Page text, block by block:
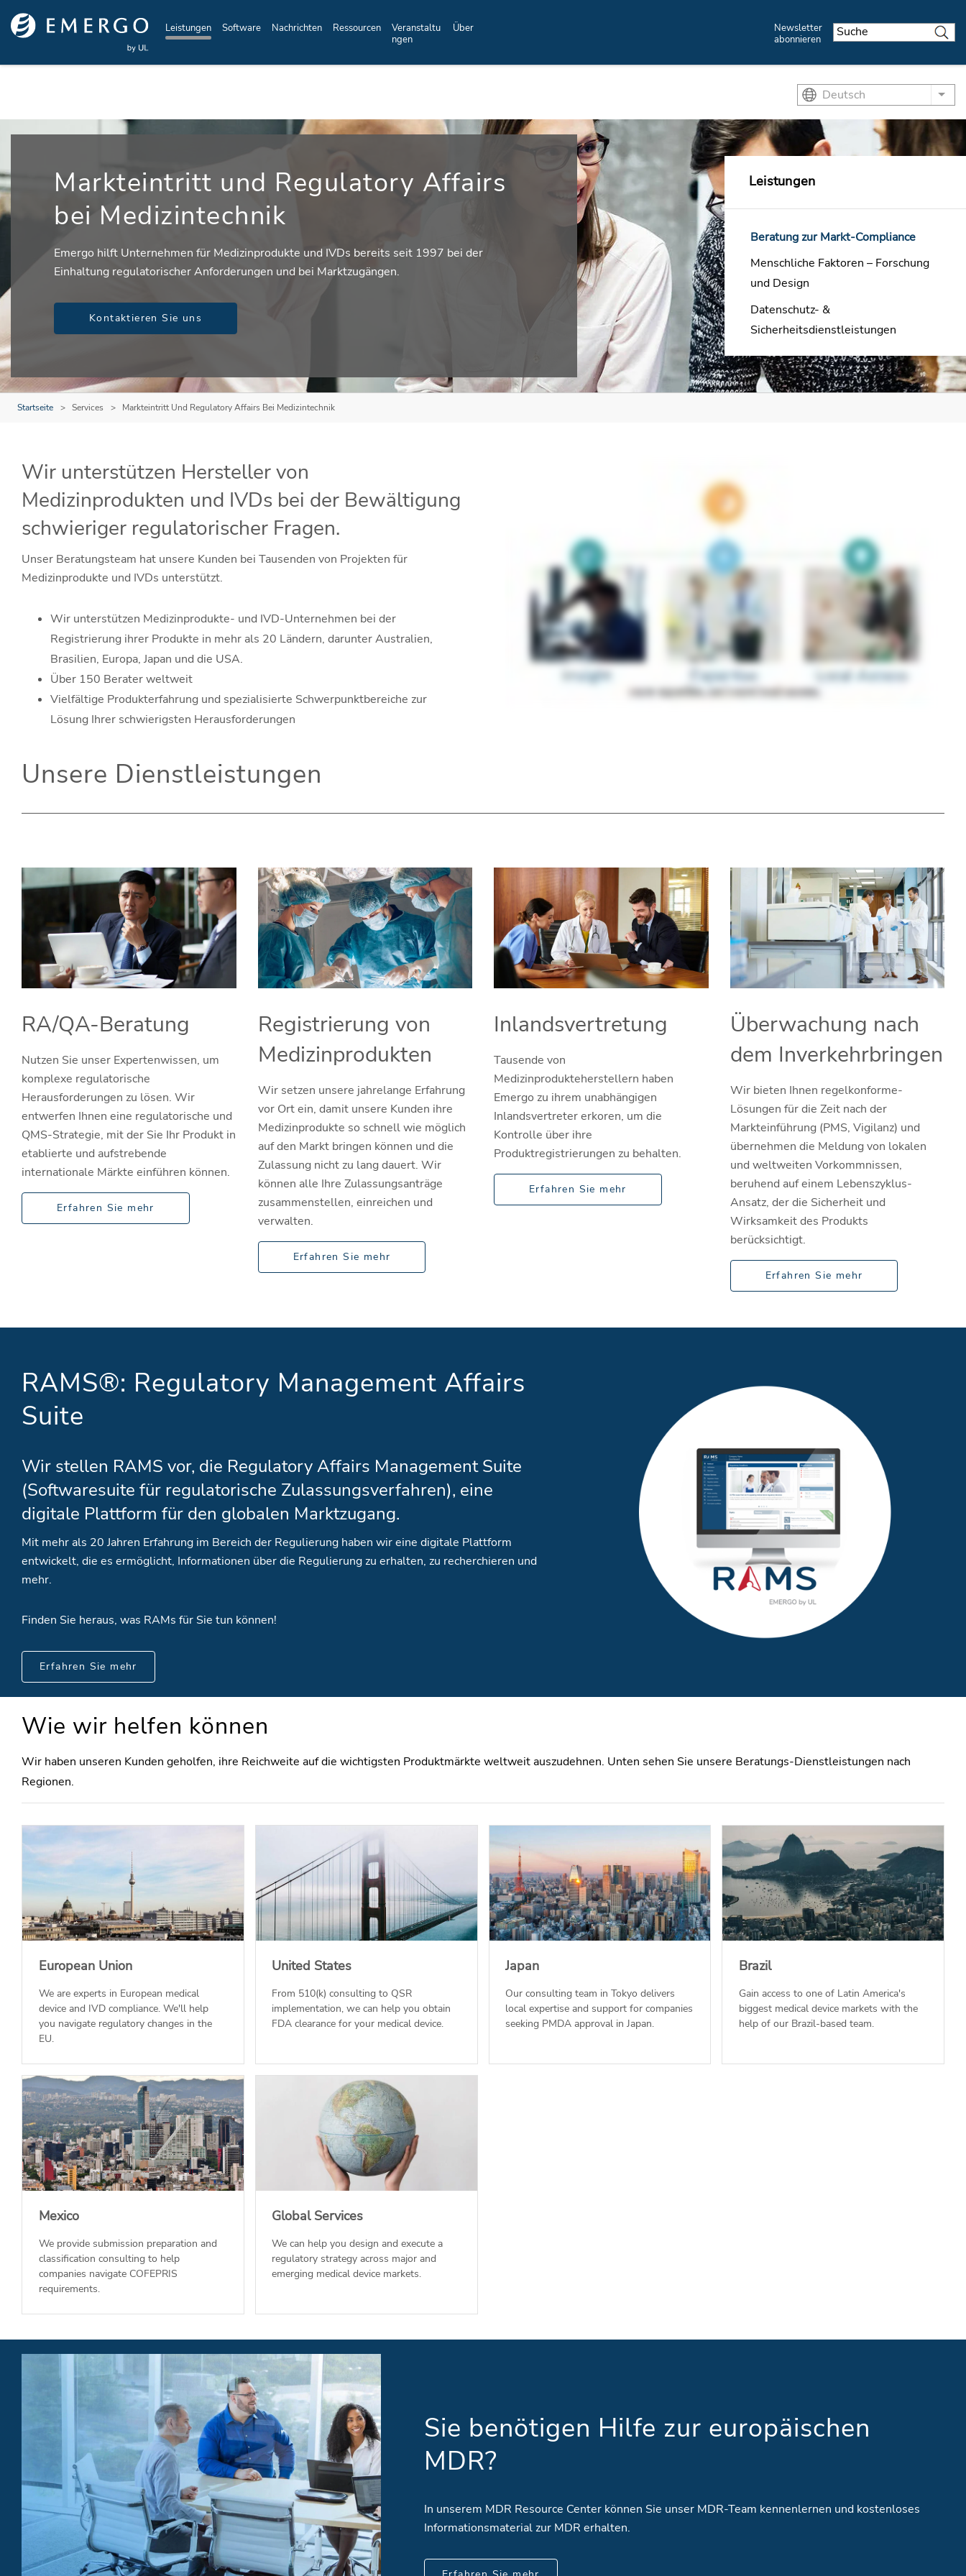
Skip to main content
Leistungen Software Nachrichten Ressourcen
Veranstaltu
ngen
Über
Newsletter
abonnieren
Deutsch List
Leistungen
Beratung zur Markt-Compliance
Menschliche Faktoren – Forschung
und Design
Datenschutz- &
Sicherheitsdienstleistungen
Markteintritt und Regulatory Affairs
bei Medizintechnik
Emergo hilft Unternehmen für Medizinprodukte und IVDs bereits seit 1997 bei der
Einhaltung regulatorischer Anforderungen und bei Marktzugängen.
Kontaktieren Sie uns
Startseite Services Markteintritt Und Regulatory Affairs Bei Medizintechnik
Wir unterstützen Hersteller von
Medizinprodukten und IVDs bei der Bewältigung
schwieriger regulatorischer Fragen.
Unser Beratungsteam hat unsere Kunden bei Tausenden von Projekten für
Medizinprodukte und IVDs unterstützt.
Wir unterstützen Medizinprodukte- und IVD-Unternehmen bei der
Registrierung ihrer Produkte in mehr als 20 Ländern, darunter Australien,
Brasilien, Europa, Japan und die USA.
Über 150 Berater weltweit
Vielfältige Produkterfahrung und spezialisierte Schwerpunktbereiche zur
Lösung Ihrer schwierigsten Herausforderungen
Unsere Dienstleistungen
RA/QA-Beratung
Nutzen Sie unser Expertenwissen, um
komplexe regulatorische
Herausforderungen zu lösen. Wir
entwerfen Ihnen eine regulatorische und
QMS-Strategie, mit der Sie Ihr Produkt in
etablierte und aufstrebende
internationale Märkte einführen können.
Erfahren Sie mehr
Registrierung von
Medizinprodukten
Wir setzen unsere jahrelange Erfahrung
vor Ort ein, damit unsere Kunden ihre
Medizinprodukte so schnell wie möglich
auf den Markt bringen können und die
Zulassung nicht zu lang dauert. Wir
können alle Ihre Zulassungsanträge
zusammenstellen, einreichen und
verwalten.
Erfahren Sie mehr
Inlandsvertretung
Tausende von
Medizinprodukteherstellern haben
Emergo zu ihrem unabhängigen
Inlandsvertreter erkoren, um die
Kontrolle über ihre
Produktregistrierungen zu behalten.
Erfahren Sie mehr
Überwachung nach
dem Inverkehrbringen
Wir bieten Ihnen regelkonforme-
Lösungen für die Zeit nach der
Markteinführung (PMS, Vigilanz) und
übernehmen die Meldung von lokalen
und weltweiten Vorkommnissen,
beruhend auf einem Lebenszyklus-
Ansatz, der die Sicherheit und
Wirksamkeit des Produkts
berücksichtigt.
Erfahren Sie mehr
RAMS®: Regulatory Management Affairs
Suite
Wir stellen RAMS vor, die Regulatory Affairs Management Suite
(Softwaresuite für regulatorische Zulassungsverfahren), eine
digitale Plattform für den globalen Marktzugang.
Mit mehr als 20 Jahren Erfahrung im Bereich der Regulierung haben wir eine digitale Plattform
entwickelt, die es ermöglicht, Informationen über die Regulierung zu erhalten, zu recherchieren und
mehr.
Finden Sie heraus, was RAMs für Sie tun können!
Erfahren Sie mehr
Wie wir helfen können
Wir haben unseren Kunden geholfen, ihre Reichweite auf die wichtigsten Produktmärkte weltweit auszudehnen. Unten sehen Sie unsere Beratungs-Dienstleistungen nach
Regionen.
European Union
We are experts in European medical
device and IVD compliance. We'll help
you navigate regulatory changes in the
EU.
United States
From 510(k) consulting to QSR
implementation, we can help you obtain
FDA clearance for your medical device.
Japan
Our consulting team in Tokyo delivers
local expertise and support for companies
seeking PMDA approval in Japan.
Brazil
Gain access to one of Latin America's
biggest medical device markets with the
help of our Brazil-based team.
Mexico
We provide submission preparation and
classification consulting to help
companies navigate COFEPRIS
requirements.
Global Services
We can help you design and execute a
regulatory strategy across major and
emerging medical device markets.
Sie benötigen Hilfe zur europäischen
MDR?
In unserem MDR Resource Center können Sie unser MDR-Team kennenlernen und kostenloses
Informationsmaterial zur MDR erhalten.